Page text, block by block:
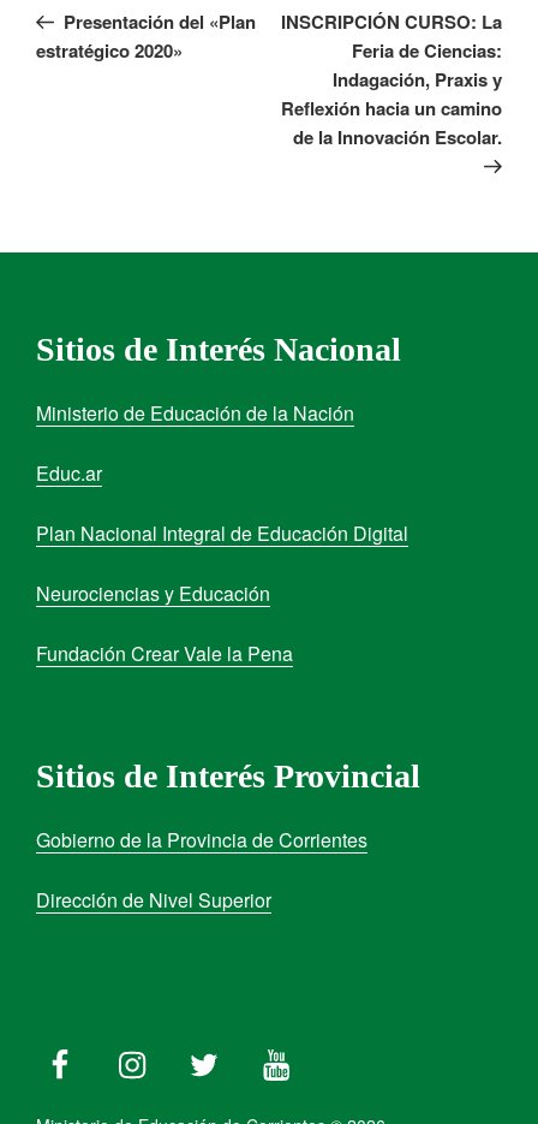
Presentación del «Plan
estratégico 2020»
INSCRIPCIÓN CURSO: La
Feria de Ciencias:
Indagación, Praxis y
Reflexión hacia un camino
de la Innovación Escolar.
Sitios de Interés Nacional
Ministerio de Educación de la Nación
Educ.ar
Plan Nacional Integral de Educación Digital
Neurociencias y Educación
Fundación Crear Vale la Pena
Sitios de Interés Provincial
Gobierno de la Provincia de Corrientes
Dirección de Nivel Superior